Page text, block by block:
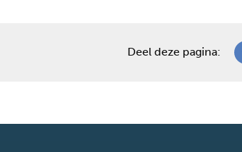
Deel deze pagina: